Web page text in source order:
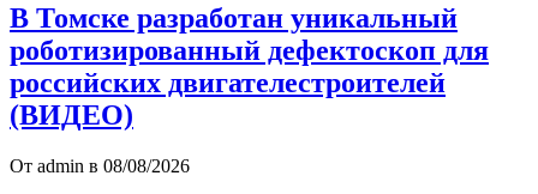
В Томске разработан уникальный
роботизированный дефектоскоп для
российских двигателестроителей
(ВИДЕО)
От admin в 08/08/2026